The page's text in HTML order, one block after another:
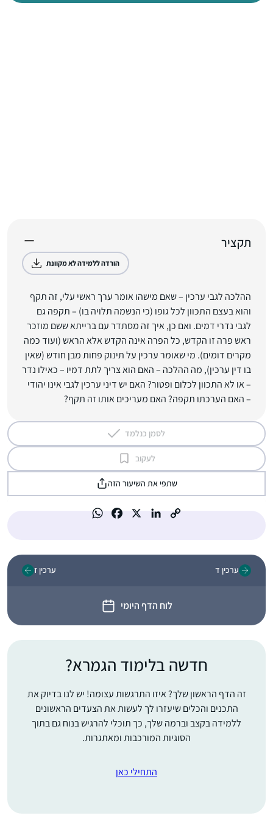
תקציר
הורדה ללמידה לא מקוונת
ההלכה לגבי ערכין – שאם מישהו אומר ערך ראשי עלי, זה תקף
והוא בעצם התכוון לכל גופו (כי הנשמה תלויה בו) – תקפה גם
לגבי נדרי דמים. ואם כן, איך זה מסתדר עם ברייתא ששם מוזכר
ראש פרה זו הקדש, כל הפרה אינה הקדש אלא הראש (ועוד כמה
מקרים דומים). מי שאומר ערכין על תינוק פחות מבן חודש (שאין
בו דין ערכין), מה ההלכה – האם הוא צריך לתת דמיו – כאילו נדר
– או לא התכוון לכלום ופטור? האם יש דיני ערכין לגבי אינו יהודי
– האם הערכתו תקפה? האם מעריכים אותו זה תקף?
לסמן כנלמד
לעקוב
שתפי את השיעור הזה
ערכין ד
לוח הדף היומי
ערכין ז
חדשה בלימוד הגמרא?
זה הדף הראשון שלך? איזו התרגשות עצומה! יש לנו בדיוק את
התכנים והכלים שיעזרו לך לעשות את הצעדים הראשונים
ללמידה בקצב וברמה שלך, כך תוכלי להרגיש בנוח גם בתוך
הסוגיות המורכבות ומאתגרות.
התחילי כאן